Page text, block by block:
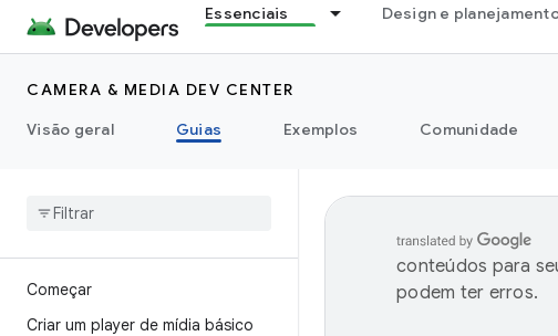
Essenciais Design e
CAMERA & MEDIA DEV CENTER
Visão geral
Guias Exemplos Comunidade
Começar
Criar um player de mídia básico
conteúdos para
podem ter erros.